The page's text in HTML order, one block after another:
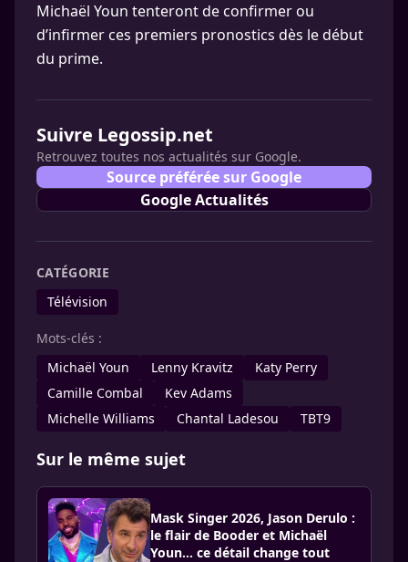
Michaël Youn tenteront de confirmer ou
d’infirmer ces premiers pronostics dès le début
du prime.
Suivre Legossip.net
Retrouvez toutes nos actualités sur Google.
Source préférée sur Google
Google Actualités
CATÉGORIE
Télévision
Mots-clés :
Michaël Youn
Lenny Kravitz
Katy Perry
Camille Combal
Kev Adams
Michelle Williams
Chantal Ladesou TBT9
Sur le même sujet
Mask Singer 2026, Jason Derulo :
le flair de Booder et Michaël
Youn… ce détail change tout